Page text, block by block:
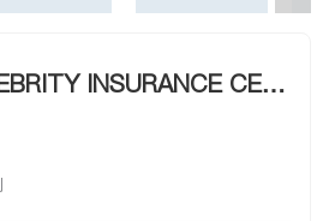
INSURANCE CELE